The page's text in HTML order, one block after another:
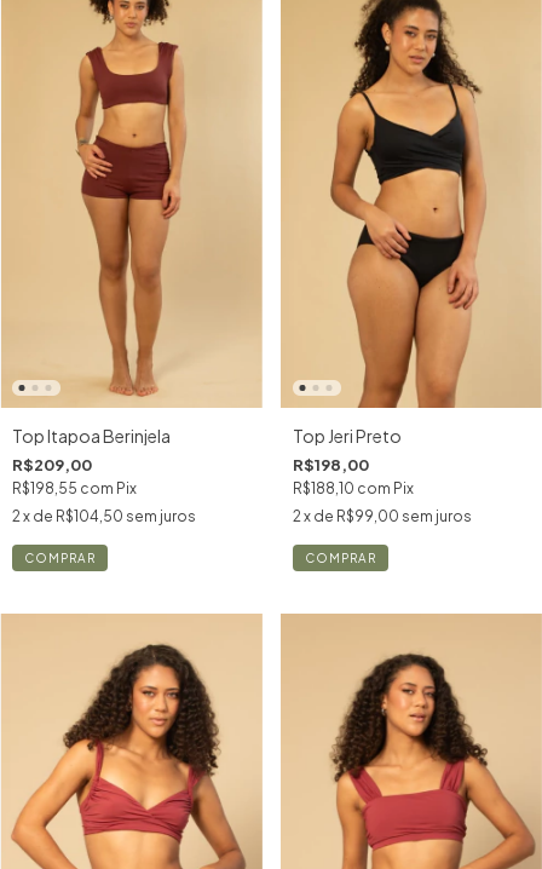
Top Itapoa Berinjela
R$209,00
R$198,55 com Pix
2 x de R$104,50 sem juros
COMPRAR
Top Jeri Preto
R$198,00
R$188,10 com Pix
2 x de R$99,00 sem juros
COMPRAR